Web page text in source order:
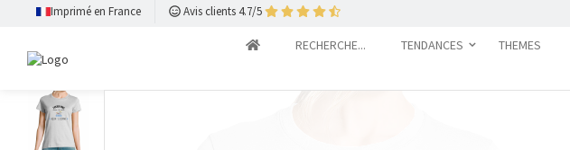
Imprimé en France Avis clients 4.7/5
RECHERCHE... TENDANCES THEMES